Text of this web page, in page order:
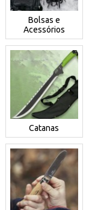
Bolsas e
Acessórios
Catanas